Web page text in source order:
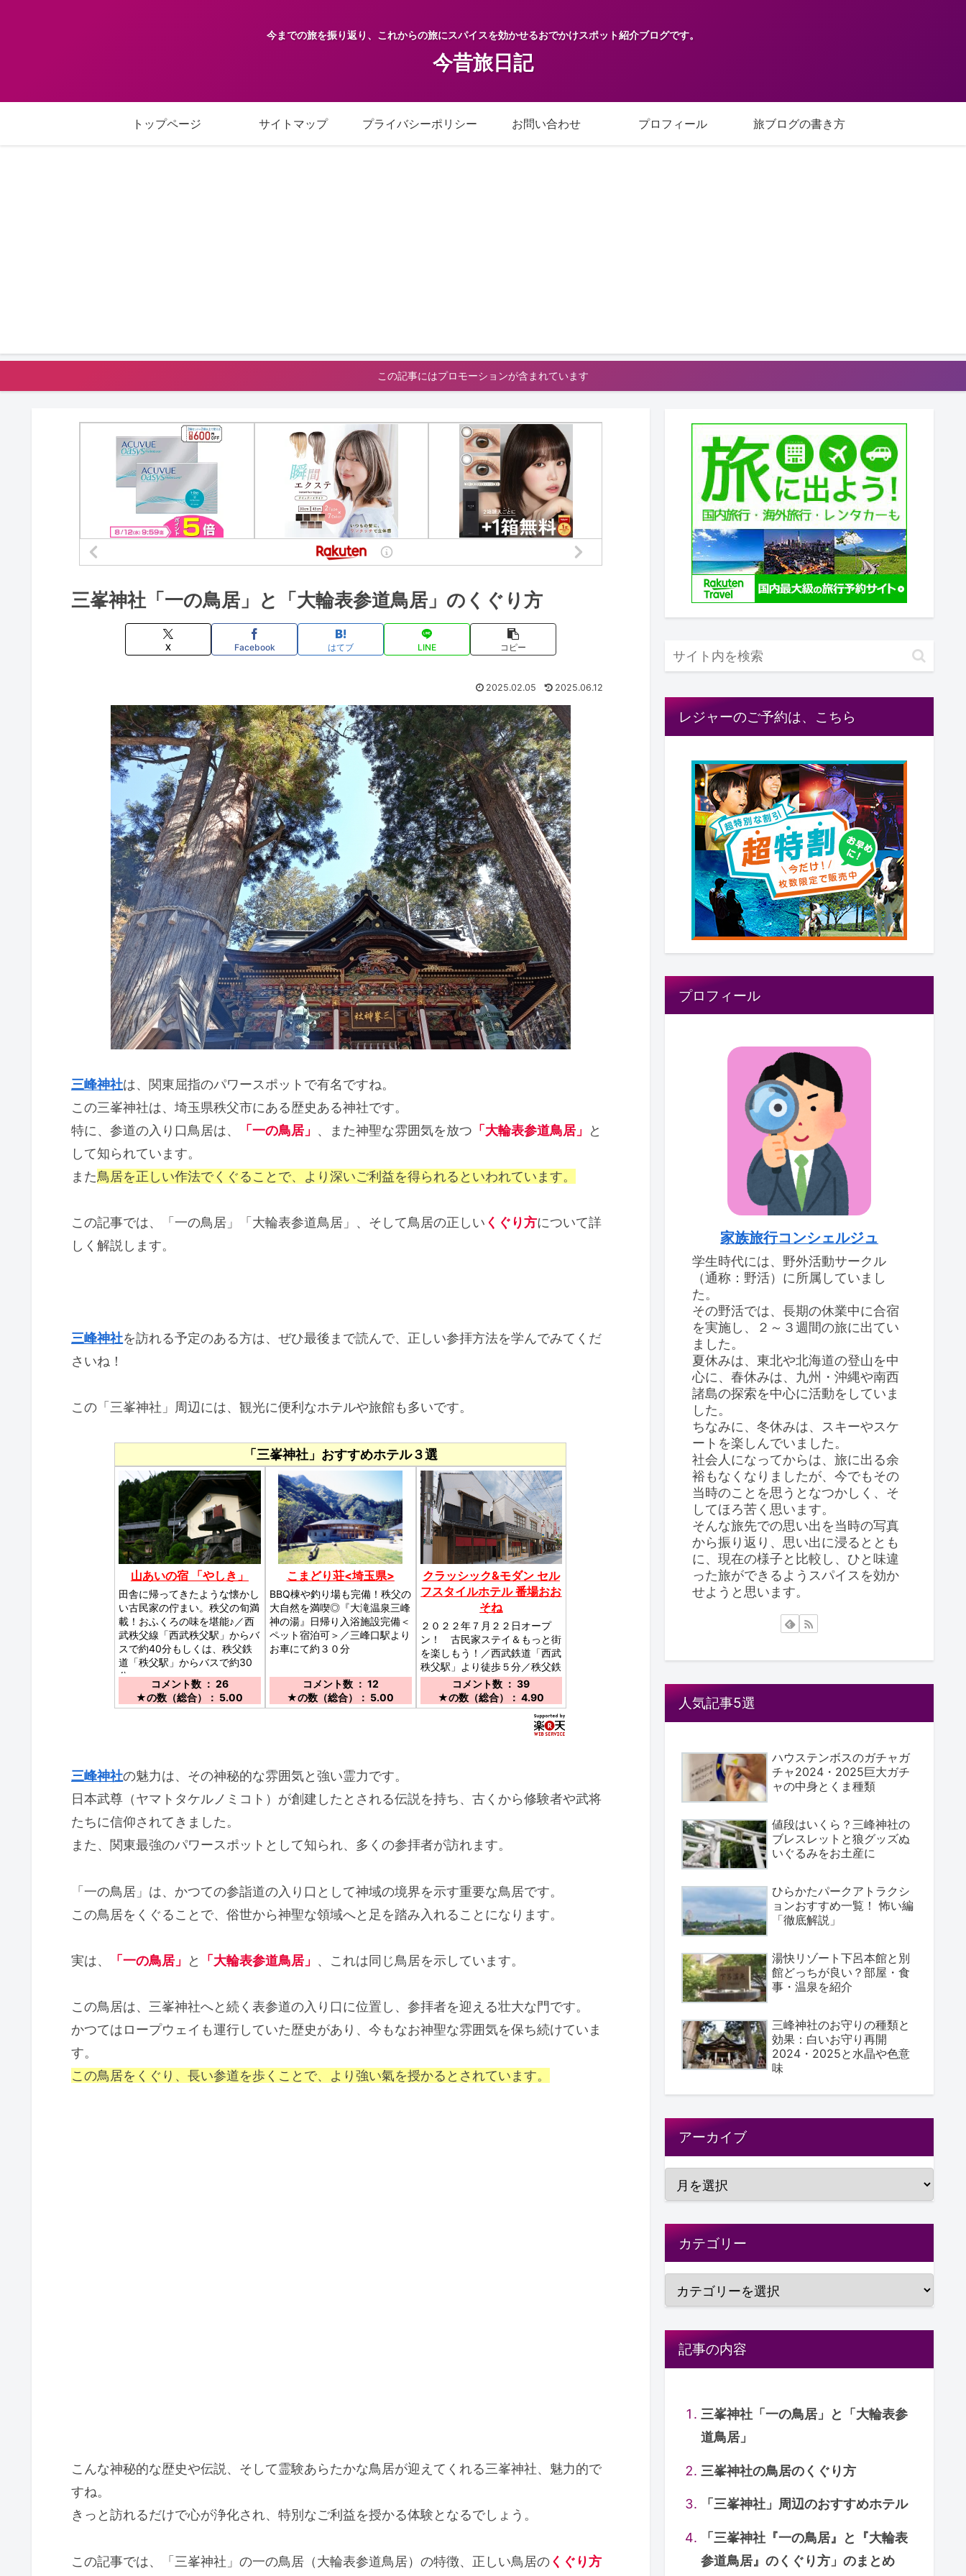
今までの旅を振り返り、これからの旅にスパイスを効かせるおでかけスポット紹介ブログです。
今昔旅日記
トップページ サイトマップ プライバシーポリシー お問い合わせ プロフィール 旅ブログの書き方
この記事にはプロモーションが含まれています
三峯神社「一の鳥居」と「大輪表参道鳥居」のくぐり方
X Facebook はてブ LINE コピー
2025.02.05 2025.06.12
三峰神社は、関東屈指のパワースポットで有名ですね。
この三峯神社は、埼玉県秩父市にある歴史ある神社です。
特に、参道の入り口鳥居は、
「一の鳥居」 、また神聖な雰囲気を放つ 「大輪表参道鳥居」
と
して知られています。
また鳥居を正しい作法でくぐることで、より深いご利益を得られるといわれています。
この記事では、「一の鳥居」「大輪表参道鳥居」、そして鳥居の正しい くぐり方について詳
しく解説します。
三峰神社を訪れる予定のある方は、ぜひ最後まで読んで、正しい参拝方法を学んでみてくだ
さいね！
この「三峯神社」周辺には、観光に便利なホテルや旅館も多いです。
「三峯神社」おすすめホテル３選
山あいの宿 「やしき」
田舎に帰ってきたような懐かし
い古民家の佇まい。秩父の旬満
載！おふくろの味を堪能♪／西
武秩父線「西武秩父駅」からバ
スで約40分もしくは、秩父鉄
道「秩父駅」からバスで約30
分。
コメント数 ： 26
★の数（総合）： 5.00
こまどり荘<埼玉県>
BBQ棟や釣り場も完備！秩父の
大自然を満喫◎『大滝温泉三峰
神の湯』日帰り入浴施設完備＜
ペット宿泊可＞／三峰口駅より
お車にて約３０分
コメント数 ： 12
★の数（総合）： 5.00
クラッシック&モダン セル
フスタイルホテル 番場おお
そね
２０２２年７月２２日オープ
ン！ 古民家ステイ＆もっと街
を楽しもう！／西武鉄道「西武
秩父駅」より徒歩５分／秩父鉄
道「お花畑駅」より徒歩３分
コメント数 ： 39
★の数（総合）： 4.90
三峰神社の魅力は、その神秘的な雰囲気と強い霊力です。
日本武尊（ヤマトタケルノミコト）が創建したとされる伝説を持ち、古くから修験者や武将
たちに信仰されてきました。
また、関東最強のパワースポットとして知られ、多くの参拝者が訪れます。
「一の鳥居」は、かつての参詣道の入り口として神域の境界を示す重要な鳥居です。
この鳥居をくぐることで、俗世から神聖な領域へと足を踏み入れることになります。
実は、 「一の鳥居」 と 「大輪表参道鳥居」 、これは同じ鳥居を示しています。
この鳥居は、三峯神社へと続く表参道の入り口に位置し、参拝者を迎える壮大な門です。
かつてはロープウェイも運行していた歴史があり、今もなお神聖な雰囲気を保ち続けていま
す。
この鳥居をくぐり、長い参道を歩くことで、より強い氣を授かるとされています。
こんな神秘的な歴史や伝説、そして霊験あらたかな鳥居が迎えてくれる三峯神社、魅力的で
すね。
きっと訪れるだけで心が浄化され、特別なご利益を授かる体験となるでしょう。
この記事では、「三峯神社」の一の鳥居（大輪表参道鳥居）の特徴、正しい鳥居のくぐり方
レジャーのご予約は、こちら
プロフィール
家族旅行コンシェルジュ
学生時代には、野外活動サークル
（通称：野活）に所属していまし
た。
その野活では、長期の休業中に合宿
を実施し、２～３週間の旅に出てい
ました。
夏休みは、東北や北海道の登山を中
心に、春休みは、九州・沖縄や南西
諸島の探索を中心に活動をしていま
した。
ちなみに、冬休みは、スキーやスケ
ートを楽しんでいました。
社会人になってからは、旅に出る余
裕もなくなりましたが、今でもその
当時のことを思うとなつかしく、そ
してほろ苦く思います。
そんな旅先での思い出を当時の写真
から振り返り、思い出に浸るととも
に、現在の様子と比較し、ひと味違
った旅ができるようスパイスを効か
せようと思います。
人気記事5選
ハウステンボスのガチャガ
チャ2024・2025巨大ガチ
ャの中身とくま種類
値段はいくら？三峰神社の
ブレスレットと狼グッズぬ
いぐるみをお土産に
ひらかたパークアトラクシ
ョンおすすめ一覧！ 怖い編
「徹底解説」
湯快リゾート下呂本館と別
館どっちが良い？部屋・食
事・温泉を紹介
三峰神社のお守りの種類と
効果：白いお守り再開
2024・2025と水晶や色意
味
アーカイブ
カテゴリー
記事の内容
三峯神社「一の鳥居」と「大輪表参
道鳥居」
三峯神社の鳥居のくぐり方
「三峯神社」周辺のおすすめホテル
「三峯神社『一の鳥居』と『大輪表
参道鳥居』のくぐり方」のまとめ